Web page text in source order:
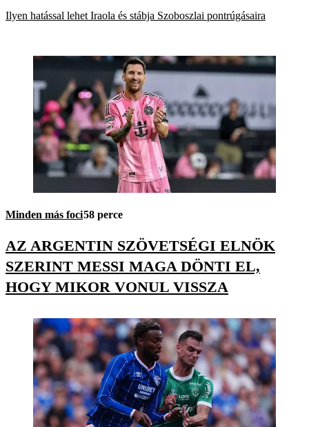
Ilyen hatással lehet Iraola és stábja Szoboszlai pontrúgásaira
Minden más foci58 perce
AZ ARGENTIN SZÖVETSÉGI ELNÖK
SZERINT MESSI MAGA DÖNTI EL,
HOGY MIKOR VONUL VISSZA